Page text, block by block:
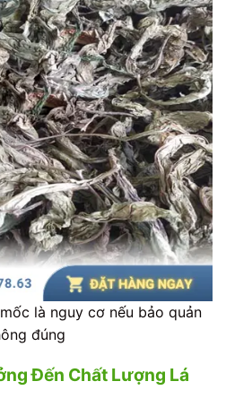
là nguy cơ nếu bảo quản
đúng
Đến Chất Lượng Lá